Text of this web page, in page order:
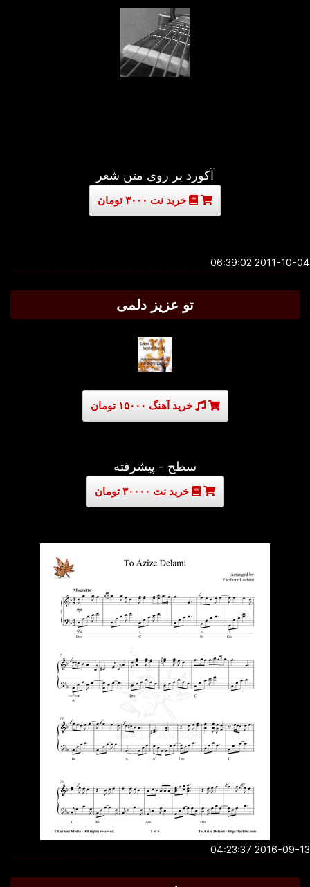
آکورد بر روی متن شعر
خرید نت ۳۰۰۰ تومان
2011-10-04
تو عزیز دلمی
خرید آهنگ ۱۵۰۰۰ تومان
سطح - پیشرفته
خرید نت ۳۰۰۰۰ تومان
2016-09-13